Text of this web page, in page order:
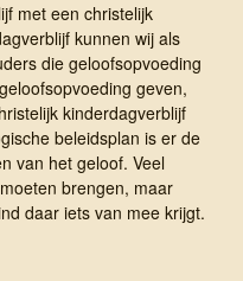
met een christelijk
kunnen wij als
die geloofsopvoeding
geven,
kinderdagverblijf
beleidsplan is er de
van het geloof. Veel
brengen, maar
daar iets van mee krijgt.